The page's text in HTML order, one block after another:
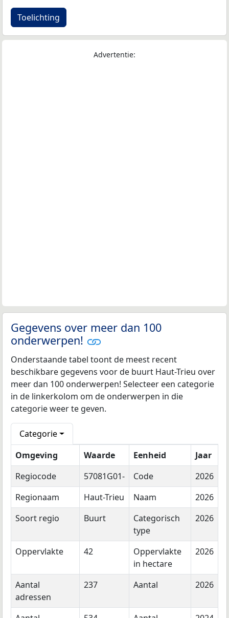
Toelichting
Advertentie:
Gegevens over meer dan 100
onderwerpen!
Onderstaande tabel toont de meest recent
beschikbare gegevens voor de buurt Haut-Trieu over
meer dan 100 onderwerpen! Selecteer een categorie
in de linkerkolom om de onderwerpen in die
categorie weer te geven.
Categorie
Omgeving
Waarde Eenheid
Jaar
Regiocode
57081G01- Code
2026
Regionaam
Haut-Trieu Naam
2026
Soort regio
Buurt
Categorisch
type
2026
Oppervlakte 42
Oppervlakte
in hectare
2026
Aantal
adressen
237 Aantal 2026